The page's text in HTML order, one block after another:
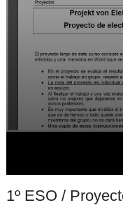
1º ESO /